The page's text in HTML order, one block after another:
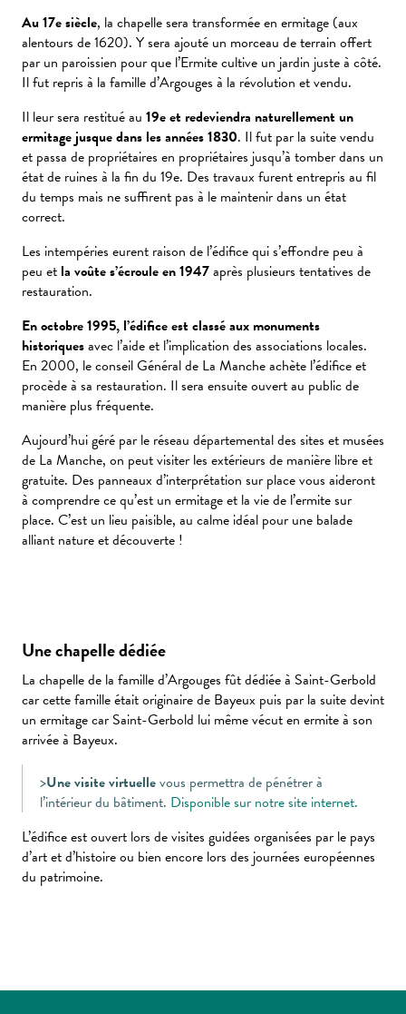
Au 17e siècle, la chapelle sera transformée en ermitage (aux
alentours de 1620). Y sera ajouté un morceau de terrain offert
par un paroissien pour que l’Ermite cultive un jardin juste à côté.
Il fut repris à la famille d’Argouges à la révolution et vendu.
Il leur sera restitué au 19e et redeviendra naturellement un
ermitage jusque dans les années 1830. Il fut par la suite vendu
et passa de propriétaires en propriétaires jusqu’à tomber dans un
état de ruines à la fin du 19e. Des travaux furent entrepris au fil
du temps mais ne suffirent pas à le maintenir dans un état
correct.
Les intempéries eurent raison de l’édifice qui s’effondre peu à
peu et la voûte s’écroule en 1947après plusieurs tentatives de
restauration.
En octobre 1995, l’édifice est classé aux monuments
historiquesavec l’aide et l’implication des associations locales.
En 2000, le conseil Général de La Manche achète l’édifice et
procède à sa restauration. Il sera ensuite ouvert au public de
manière plus fréquente.
Aujourd’hui géré par le réseau départemental des sites et musées
de La Manche, on peut visiter les extérieurs de manière libre et
gratuite. Des panneaux d’interprétation sur place vous aideront
à comprendre ce qu’est un ermitage et la vie de l’ermite sur
place. C’est un lieu paisible, au calme idéal pour une balade
alliant nature et découverte !
Une chapelle dédiée
La chapelle de la famille d’Argouges fût dédiée à Saint-Gerbold
car cette famille était originaire de Bayeux puis par la suite devint
un ermitage car Saint-Gerbold lui même vécut en ermite à son
arrivée à Bayeux.
>Une visite virtuellevous permettra de pénétrer à
l’intérieur du bâtiment. Disponible sur notre site internet.
L’édifice est ouvert lors de visites guidées organisées par le pays
d’art et d’histoire ou bien encore lors des journées européennes
du patrimoine.